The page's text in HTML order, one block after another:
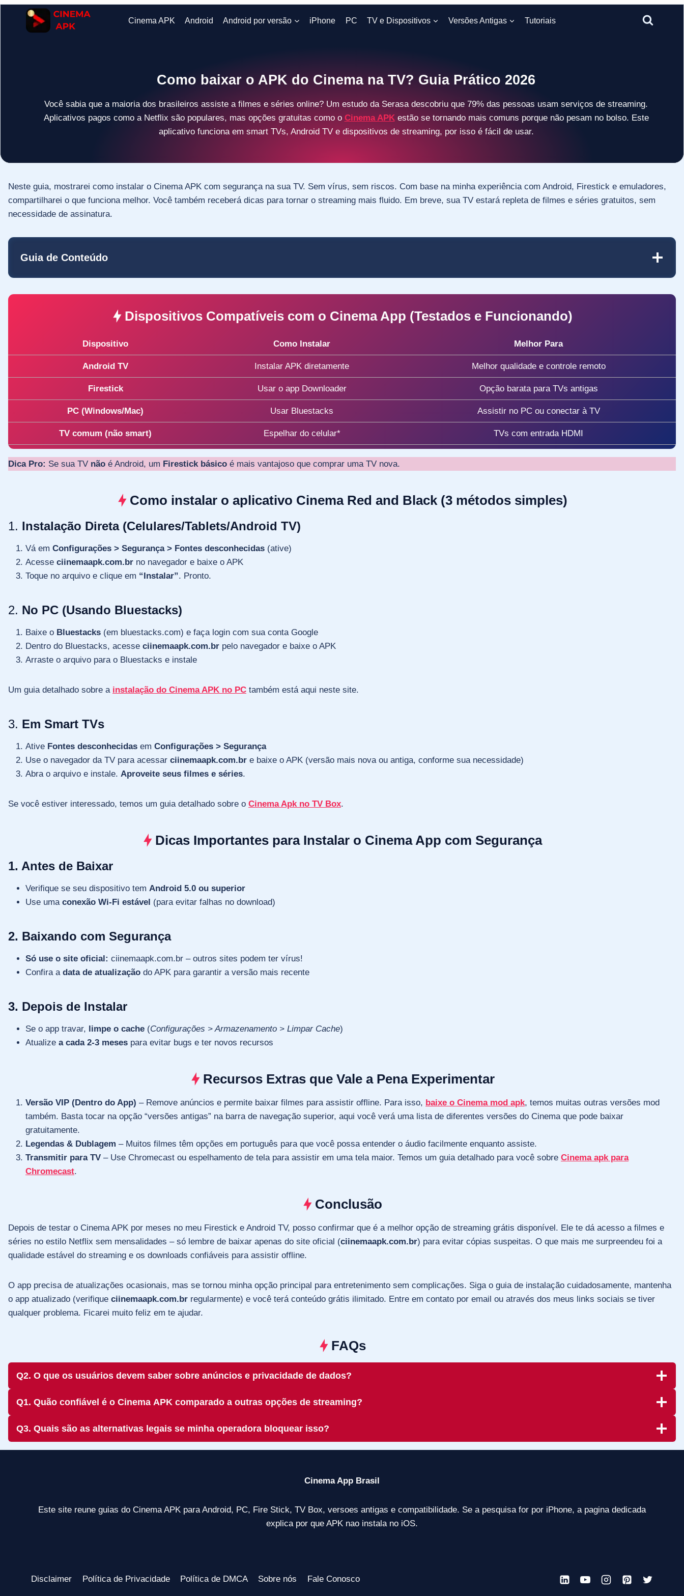
Pular
Cinema APK Android Android por versão iPhone PC TV e Dispositivos Versões Antigas Tutoriais
Como baixar o APK do Cinema na TV? Guia Prático 2026
Você sabia que a maioria dos brasileiros assiste a filmes e séries online? Um estudo da Serasa descobriu que 79% das pessoas usam serviços de streaming.
Aplicativos pagos como a Netflix são populares, mas opções gratuitas como o Cinema APKestão se tornando mais comuns porque não pesam no bolso. Este
aplicativo funciona em smart TVs, Android TV e dispositivos de streaming, por isso é fácil de usar.
Neste guia, mostrarei como instalar o Cinema APK com segurança na sua TV. Sem vírus, sem riscos. Com base na minha experiência com Android, Firestick e emuladores,
compartilharei o que funciona melhor. Você também receberá dicas para tornar o streaming mais fluido. Em breve, sua TV estará repleta de filmes e séries gratuitos, sem
necessidade de assinatura.
Guia de Conteúdo
Dispositivos Compatíveis com o Cinema App (Testados e Funcionando)
Dispositivo Como Instalar Melhor Para
Android TV Instalar APK diretamente Melhor qualidade e controle remoto
Firestick Usar o app Downloader Opção barata para TVs antigas
PC (Windows/Mac) Usar Bluestacks Assistir no PC ou conectar à TV
TV comum (não smart) Espelhar do celular* TVs com entrada HDMI
Dica Pro: Se sua TV não é Android, um Firestick básico é mais vantajoso que comprar uma TV nova.
Como instalar o aplicativo Cinema Red and Black (3 métodos simples)
1. Instalação Direta (Celulares/Tablets/Android TV)
Vá em Configurações > Segurança > Fontes desconhecidas (ative)
Acesse ciinemaapk.com.br no navegador e baixe o APK
Toque no arquivo e clique em “Instalar”. Pronto.
2. No PC (Usando Bluestacks)
Baixe o Bluestacks (em bluestacks.com) e faça login com sua conta Google
Dentro do Bluestacks, acesse ciinemaapk.com.br pelo navegador e baixe o APK
Arraste o arquivo para o Bluestacks e instale
Um guia detalhado sobre a instalação do Cinema APK no PC também está aqui neste site.
3. Em Smart TVs
Ative Fontes desconhecidas em Configurações > Segurança
Use o navegador da TV para acessar ciinemaapk.com.br e baixe o APK (versão mais nova ou antiga, conforme sua necessidade)
Abra o arquivo e instale. Aproveite seus filmes e séries.
Se você estiver interessado, temos um guia detalhado sobre o Cinema Apk no TV Box.
Dicas Importantes para Instalar o Cinema App com Segurança
1. Antes de Baixar
Verifique se seu dispositivo tem Android 5.0 ou superior
Use uma conexão Wi-Fi estável (para evitar falhas no download)
2. Baixando com Segurança
Só use o site oficial: ciinemaapk.com.br – outros sites podem ter vírus!
Confira a data de atualização do APK para garantir a versão mais recente
3. Depois de Instalar
Se o app travar, limpe o cache (Configurações > Armazenamento > Limpar Cache)
Atualize a cada 2-3 meses para evitar bugs e ter novos recursos
Recursos Extras que Vale a Pena Experimentar
Versão VIP (Dentro do App) – Remove anúncios e permite baixar filmes para assistir offline. Para isso, baixe o Cinema mod apk, temos muitas outras versões mod
também. Basta tocar na opção “versões antigas” na barra de navegação superior, aqui você verá uma lista de diferentes versões do Cinema que pode baixar
gratuitamente.
Legendas & Dublagem – Muitos filmes têm opções em português para que você possa entender o áudio facilmente enquanto assiste.
Transmitir para TV – Use Chromecast ou espelhamento de tela para assistir em uma tela maior. Temos um guia detalhado para você sobre Cinema apk para
Chromecast.
Conclusão
Depois de testar o Cinema APK por meses no meu Firestick e Android TV, posso confirmar que é a melhor opção de streaming grátis disponível. Ele te dá acesso a filmes e
séries no estilo Netflix sem mensalidades – só lembre de baixar apenas do site oficial (ciinemaapk.com.br) para evitar cópias suspeitas. O que mais me surpreendeu foi a
qualidade estável do streaming e os downloads confiáveis para assistir offline.
O app precisa de atualizações ocasionais, mas se tornou minha opção principal para entretenimento sem complicações. Siga o guia de instalação cuidadosamente, mantenha
o app atualizado (verifique ciinemaapk.com.br regularmente) e você terá conteúdo grátis ilimitado. Entre em contato por email ou através dos meus links sociais se tiver
qualquer problema. Ficarei muito feliz em te ajudar.
FAQs
Q2. O que os usuários devem saber sobre anúncios e privacidade de dados?
Q1. Quão confiável é o Cinema APK comparado a outras opções de streaming?
Q3. Quais são as alternativas legais se minha operadora bloquear isso?
Cinema App Brasil
Este site reune guias do Cinema APK para Android, PC, Fire Stick, TV Box, versoes antigas e compatibilidade. Se a pesquisa for por iPhone, a pagina dedicada
explica por que APK nao instala no iOS.
Disclaimer Política de Privacidade Política de DMCA Sobre nós Fale Conosco